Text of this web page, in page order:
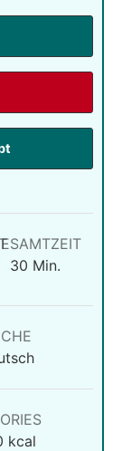
30 Minuten
Min.
kcal